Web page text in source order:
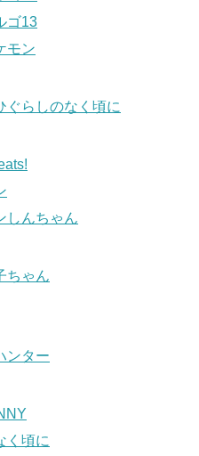
ゴ13
モン
ぐらしのなく頃に
しんちゃん
ちゃん
ンター
く頃に